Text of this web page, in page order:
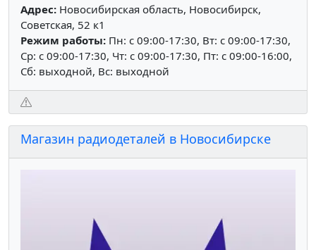
Адрес: Новосибирская область, Новосибирск,
Советская, 52 к1
Режим работы: Пн: c 09:00-17:30, Вт: c 09:00-17:30,
Ср: c 09:00-17:30, Чт: c 09:00-17:30, Пт: c 09:00-16:00,
Сб: выходной, Вс: выходной
Магазин радиодеталей в Новосибирске